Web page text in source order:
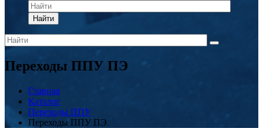
Найти
Переходы ППУ ПЭ
Главная
Каталог
Переходы ППУ
Переходы ППУ ПЭ